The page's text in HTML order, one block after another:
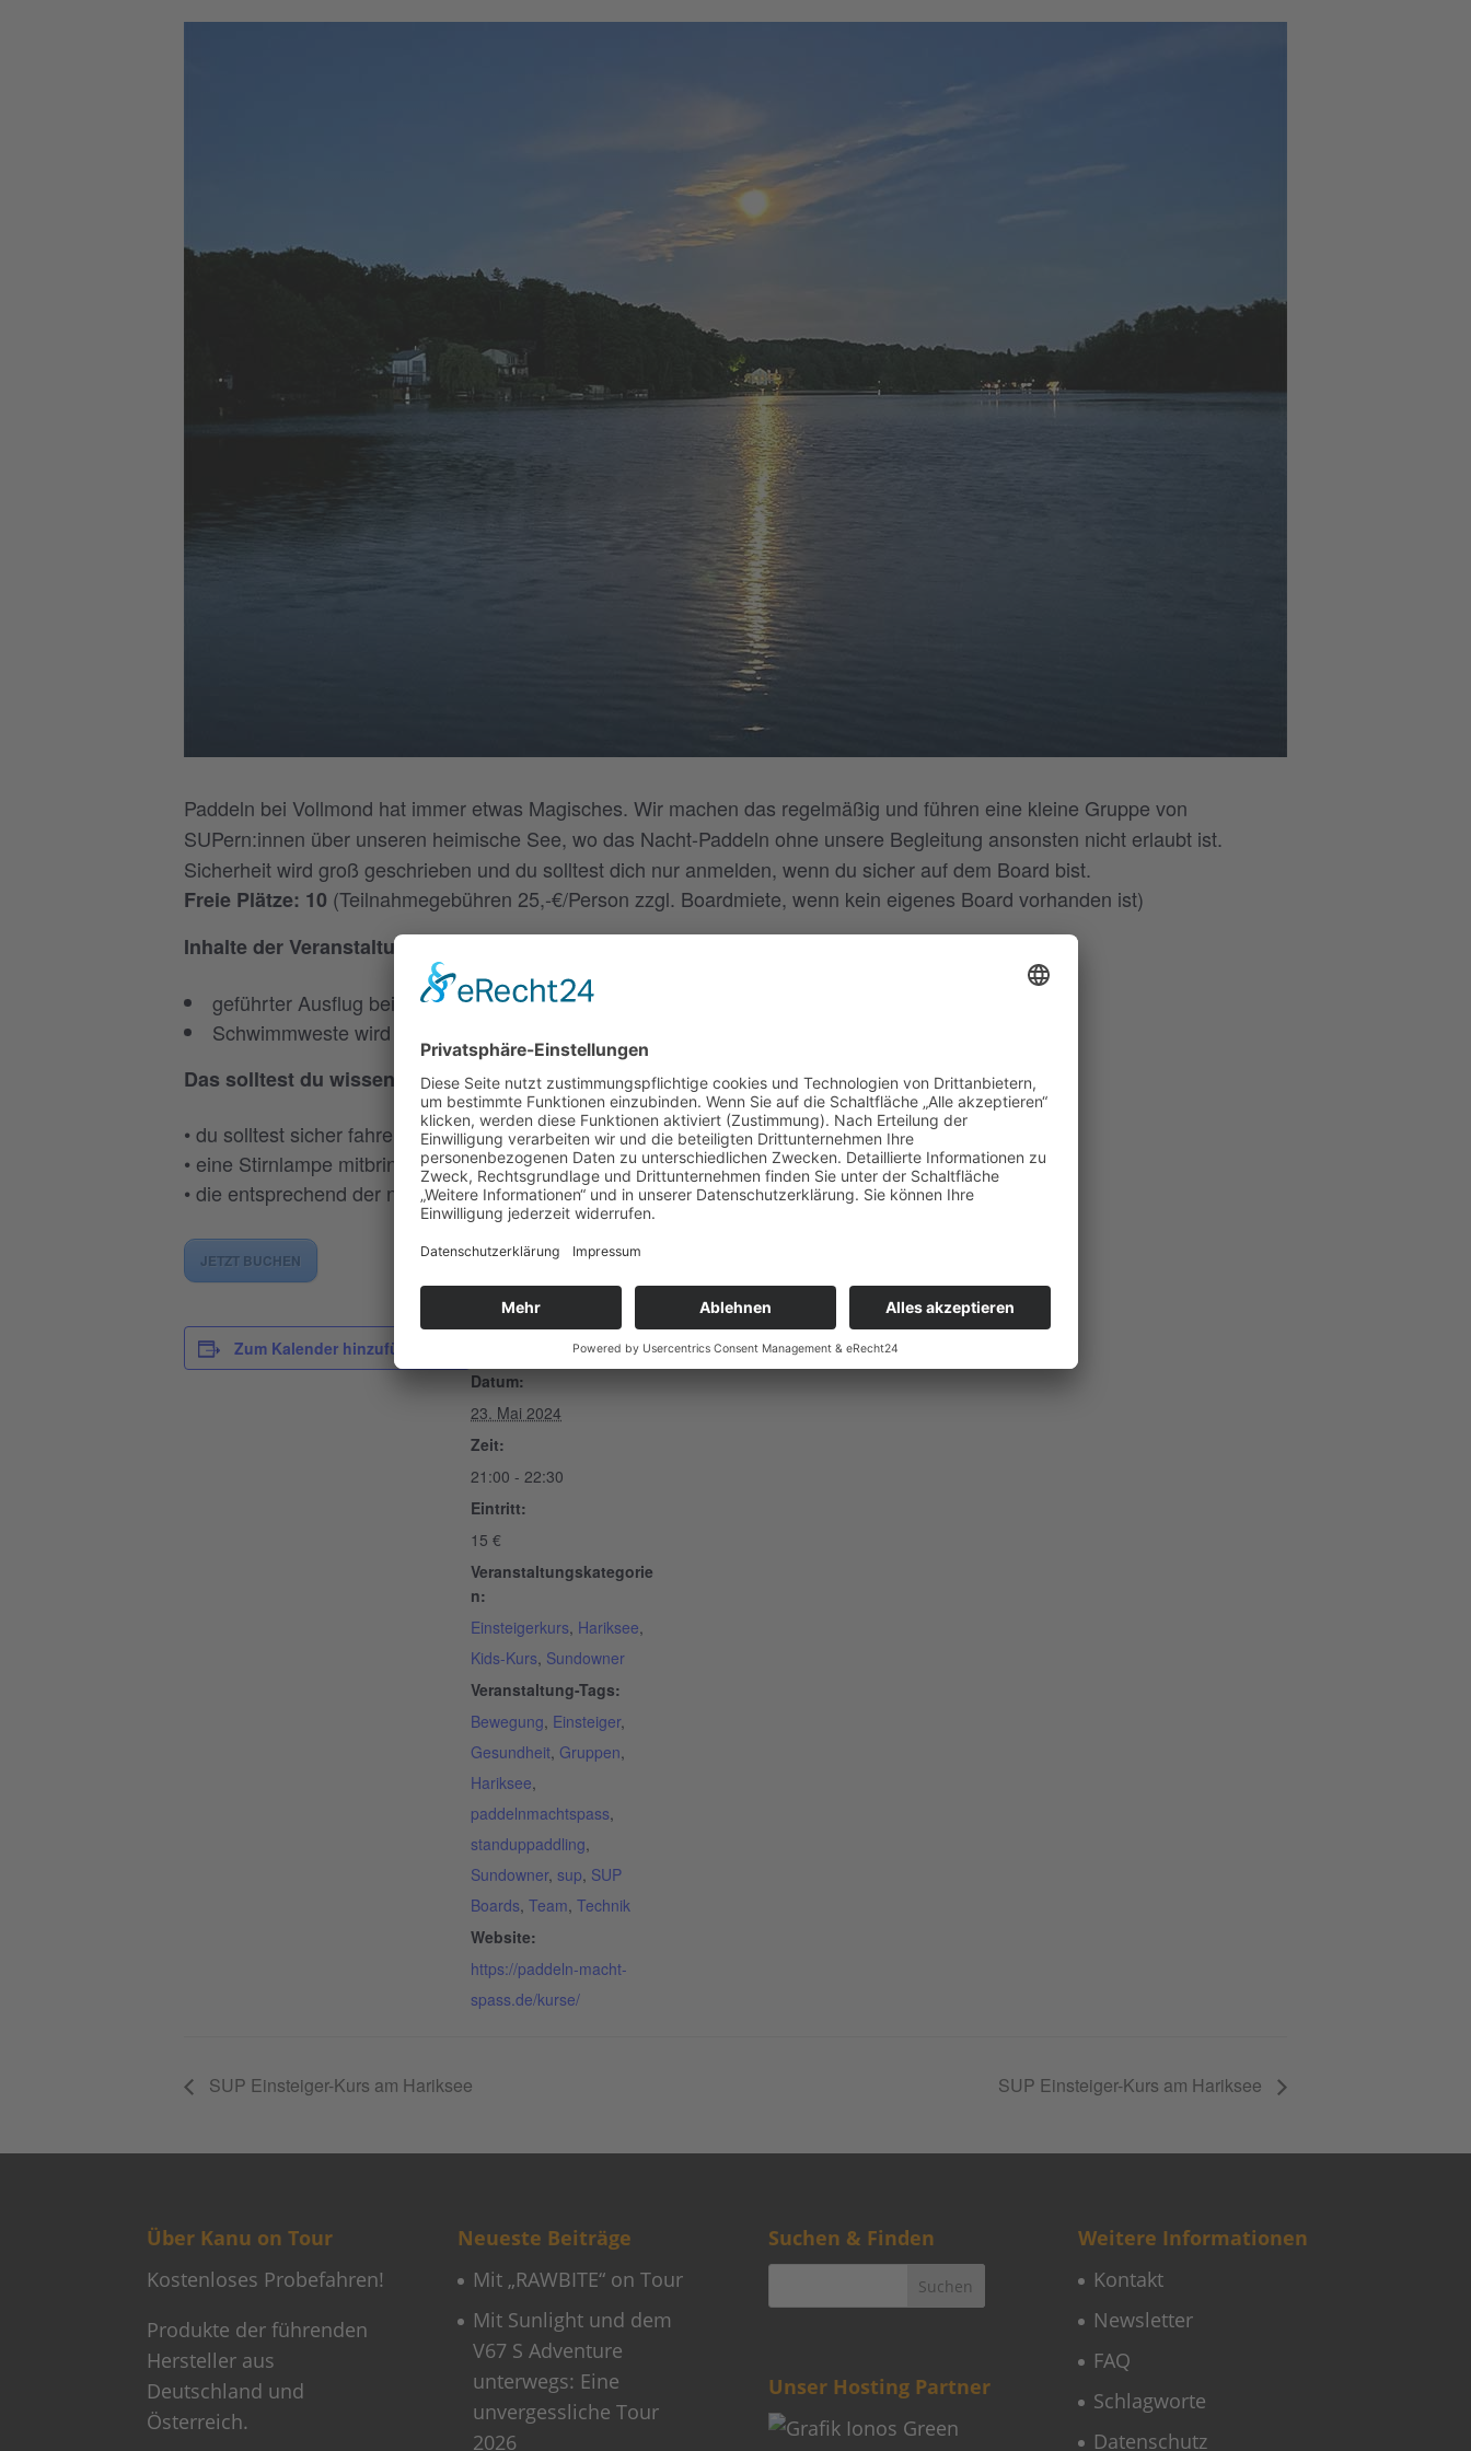
Paddeln bei Vollmond hat immer etwas Magisches. Wir machen das regelmäßig und führen eine kleine Gruppe von
SUPern:innen über unseren heimische See, wo das Nacht-Paddeln ohne unsere Begleitung ansonsten nicht erlaubt ist.
Sicherheit wird groß geschrieben und du solltest dich nur anmelden, wenn du sicher auf dem Board bist.
Freie Plätze: 10 (Teilnahmegebühren 25,-€/Person zzgl. Boardmiete, wenn kein eigenes Board vorhanden ist)
Inhalte der Veranstaltung:
geführter Ausflug bei Vollmond auf den Hariksee
Schwimmweste wird von uns gestellt, sofern keine vorhanden ist
Das solltest du wissen:
• du solltest sicher fahren können
• eine Stirnlampe mitbringen
• die entsprechend der nächtlichen Temperaturen anziehen
JETZT BUCHEN
Zum Kalender hinzufügen
Datum:
23. Mai 2024
Zeit:
21:00 - 22:30
Eintritt:
15 €
Veranstaltungskategorie
n:
Einsteigerkurs, Hariksee,
Kids-Kurs, Sundowner
Veranstaltung-Tags:
Bewegung, Einsteiger,
Gesundheit, Gruppen,
Hariksee,
paddelnmachtspass,
standuppaddling,
Sundowner, sup, SUP
Boards, Team, Technik
Website:
https://paddeln-macht-
spass.de/kurse/
SUP Einsteiger-Kurs am Hariksee SUP Einsteiger-Kurs am Hariksee
Über Kanu on Tour
Kostenloses Probefahren!
Produkte der führenden
Hersteller aus
Deutschland und
Österreich.
Neueste Beiträge
Mit „RAWBITE“ on Tour
Mit Sunlight und dem
V67 S Adventure
unterwegs: Eine
unvergessliche Tour
2026
Suchen & Finden
Unser Hosting Partner
Weitere Informationen
Kontakt
Newsletter
FAQ
Schlagworte
Datenschutz